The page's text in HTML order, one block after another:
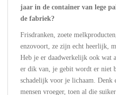
jaar in de container van lege
de fabriek?
Frisdranken, zoete
enzovoort, ze zijn echt heerlijk,
Heb je er daadwerkelijk ook wat
er dik van, je gebit wordt er niet
schadelijk voor je lichaam. Denk
mensen vroeger, toen al die